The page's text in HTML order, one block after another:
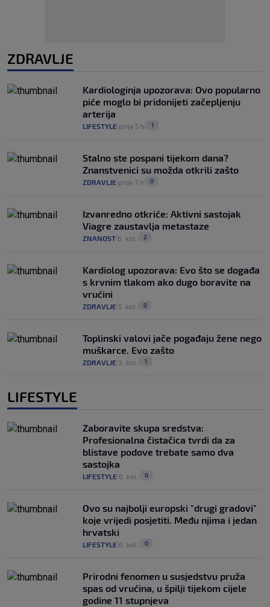
ZDRAVLJE
Kardiologinja upozorava: Ovo popularno
piće moglo bi pridonijeti začepljenju
arterija
LIFESTYLE prije 5 h 1
Stalno ste pospani tijekom dana?
Znanstvenici su možda otkrili zašto
ZDRAVLJE prije 7 h 0
Izvanredno otkriće: Aktivni sastojak
Viagre zaustavlja metastaze
ZNANOST 6. kol. 2
Kardiolog upozorava: Evo što se događa
s krvnim tlakom ako dugo boravite na
vrućini
ZDRAVLJE 5. kol. 0
Toplinski valovi jače pogađaju žene nego
muškarce. Evo zašto
ZDRAVLJE 3. kol. 1
LIFESTYLE
Zaboravite skupa sredstva:
Profesionalna čistačica tvrdi da za
blistave podove trebate samo dva
sastojka
LIFESTYLE 6. kol. 0
Ovo su najbolji europski "drugi gradovi"
koje vrijedi posjetiti. Među njima i jedan
hrvatski
LIFESTYLE 6. kol. 0
Prirodni fenomen u susjedstvu pruža
spas od vrućina, u špilji tijekom cijele
godine 11 stupnjeva